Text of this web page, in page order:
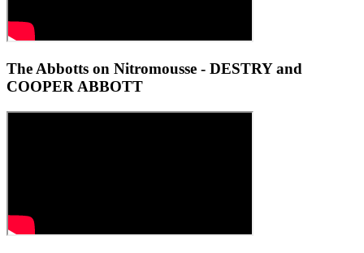
The Abbotts on Nitromousse - DESTRY and
COOPER ABBOTT